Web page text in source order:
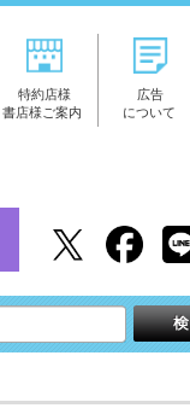
特約店様
書店様ご案内
広告
について